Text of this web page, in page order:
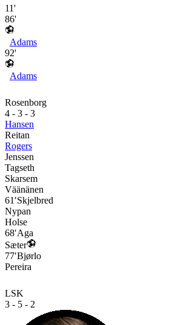
11'
86'
Adams
92'
Adams
Rosenborg
4 - 3 - 3
Hansen
Reitan
Rogers
Jenssen
Tagseth
Skarsem
Väänänen
61′Skjelbred
Nypan
Holse
68′Aga
Sæter
77′Bjørlo
Pereira
LSK
3 - 5 - 2